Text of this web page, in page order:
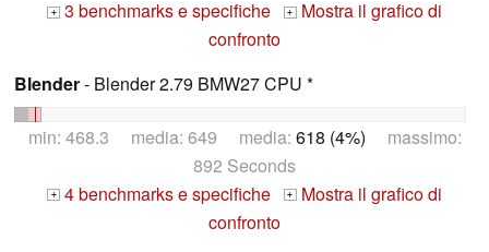
+ 3 benchmarks e specifiche + Mostra il grafico di
confronto
Blender- Blender 2.79 BMW27 CPU *
min: 468.3 media: 649 media: 618 (4%) massimo:
892 Seconds
+ 4 benchmarks e specifiche + Mostra il grafico di
confronto